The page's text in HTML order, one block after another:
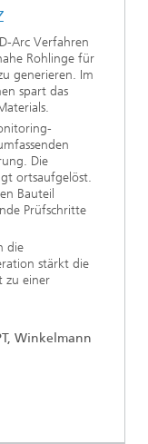
Arc Verfahren
Rohlinge für
generieren. Im
spart das
Die
ortsaufgelöst.
Bauteil
Prüfschritte
die
stärkt die
zu einer
Winkelmann